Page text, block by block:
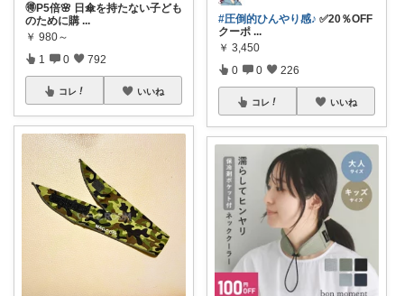
🉐P5倍🌸 日傘を持たない子ども
のために購 ...
￥ 980～
1 0 792
コレ いいね
#圧倒的ひんやり感♪ ✅20％OFF
クーポ ...
￥ 3,450
0 0 226
コレ いいね